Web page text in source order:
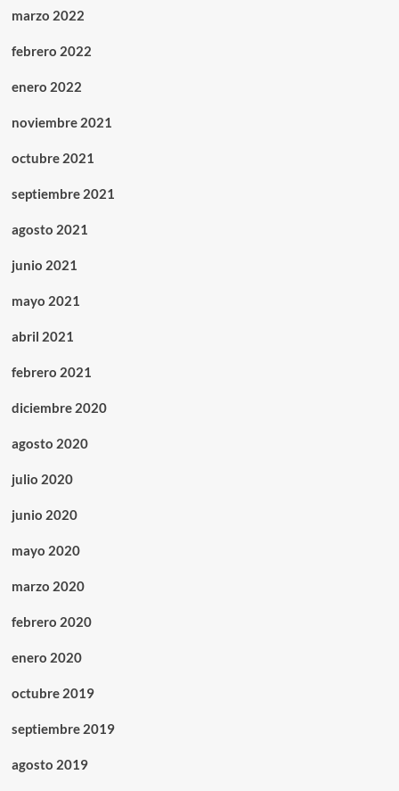
marzo 2022
febrero 2022
enero 2022
noviembre 2021
octubre 2021
septiembre 2021
agosto 2021
junio 2021
mayo 2021
abril 2021
febrero 2021
diciembre 2020
agosto 2020
julio 2020
junio 2020
mayo 2020
marzo 2020
febrero 2020
enero 2020
octubre 2019
septiembre 2019
agosto 2019